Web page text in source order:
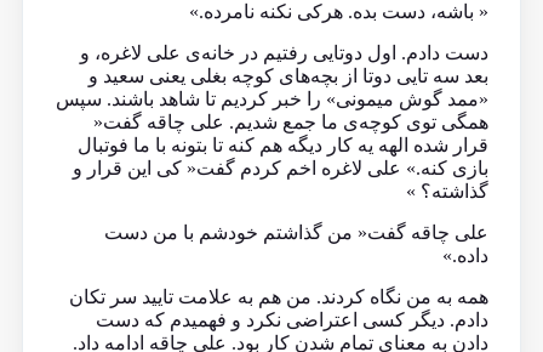
« باشه، دست بده. هرکی نکنه نامرده.»
دست دادم. اول دوتایی رفتیم در خانه‌ی علی لاغره، و
بعد سه تایی دوتا از بچه‌های کوچه بغلی یعنی سعید و
«ممد‌ گوش میمونی» را خبر کردیم تا شاهد باشند. سپس
همگی توی کوچه‌ی ما جمع شدیم. علی چاقه گفت«
قرار شده الهه یه کار دیگه هم کنه تا بتونه با ما فوتبال
بازی کنه.» علی لاغره اخم کردم گفت« کی این قرار و
گذاشته؟ »
علی چاقه گفت« من گذاشتم خودشم با من دست
داده.»
همه به من نگاه کردند. من هم به علامت تایید سر تکان
دادم. دیگر کسی اعتراضی نکرد و فهمیدم که دست
دادن به معنای تمام شدن کار بود. علی چاقه ادامه داد.